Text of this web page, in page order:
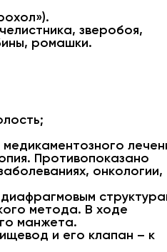
зверобоя,
ромашки.
Противопоказано
онкологии,
метода. В ходе
манжета.
и его клапан – к